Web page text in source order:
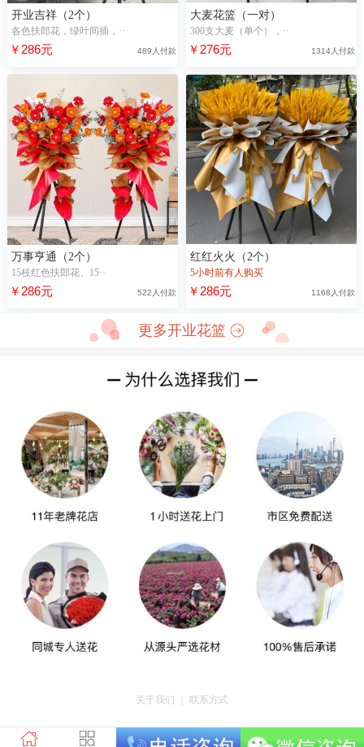
开业吉祥（2个）
各色扶郎花，绿叶间插，··
￥286元 489人付款
大麦花篮（一对）
300支大麦（单个），··
￥276元 1314人付款
万事亨通（2个）
15枝红色扶郎花、15··
￥286元 522人付款
红红火火（2个）
5小时前有人购买
￥286元 1168人付款
更多开业花篮
关于我们 联系方式
版权所有：荣昌区昌州街道爱神鲜花店 地址：重庆市荣昌区昌州街道迎宾大道
南段3号35幢4-20 电话：tel023-46761716